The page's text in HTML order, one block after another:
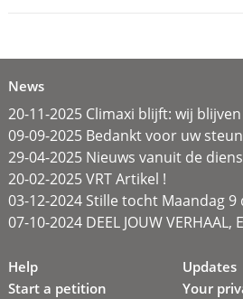
News
20-11-2025 Climaxi blijft: wij
09-09-2025 Bedankt voor uw
29-04-2025 Nieuws vanuit de
20-02-2025 VRT Artikel !
03-12-2024 Stille tocht Maandag
07-10-2024 DEEL JOUW VERHAAL,
Help
Start a petition
Updates
Your